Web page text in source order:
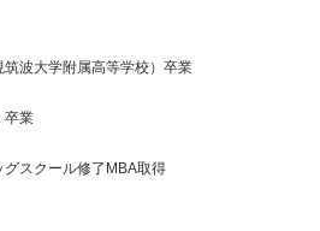
波大学附属高等学校）卒業
卒業
スクール修了MBA取得